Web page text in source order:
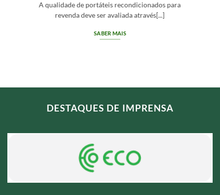
A qualidade de portáteis recondicionados para
revenda deve ser avaliada através[...]
SABER MAIS
DESTAQUES DE IMPRENSA